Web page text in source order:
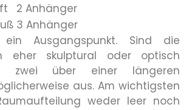
2 Anhänger
3 Anhänger
Ausgangspunkt. Sind die
eher skulptural oder optisch
zwei über einer längeren
aus. Am wichtigsten
weder leer noch